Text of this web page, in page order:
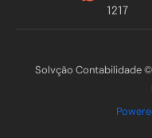
1217
Solvção Contabilidade